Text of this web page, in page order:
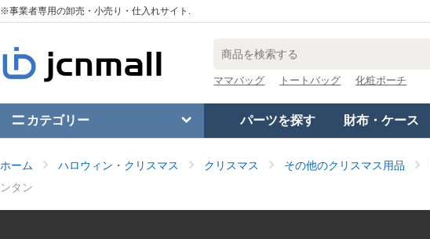
※事業者専用の卸売・小売り・仕入れサイト.
ママバッグ トートバッグ 化粧ポーチ
カテゴリー パーツを探す 財布・ケース
ホーム ハロウィン・クリスマス クリスマス その他のクリスマス用品
ンタン